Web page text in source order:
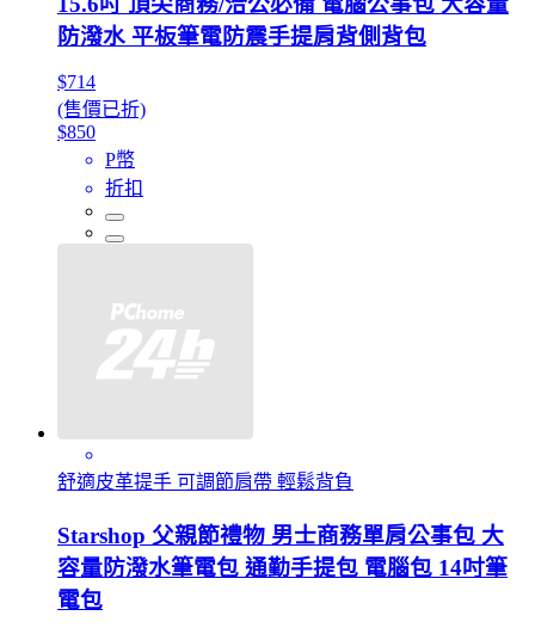
防潑水 平板筆電防震手提肩背側背包
$714
(售價已折)
$850
P幣
折扣
舒適皮革提手 可調節肩帶 輕鬆背負
Starshop 父親節禮物 男士商務單肩公事包 大
容量防潑水筆電包 通勤手提包 電腦包 14吋筆
電包